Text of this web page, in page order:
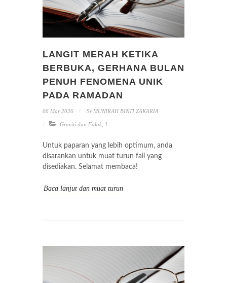
LANGIT MERAH KETIKA
BERBUKA, GERHANA BULAN
PENUH FENOMENA UNIK
PADA RAMADAN
06 Mar 2026 Sr MUNIRAH BINTI ZAKARIA
Graviti dan Falak 1
Untuk paparan yang lebih optimum, anda
disarankan untuk muat turun fail yang
disediakan. Selamat membaca!
Baca lanjut dan muat turun